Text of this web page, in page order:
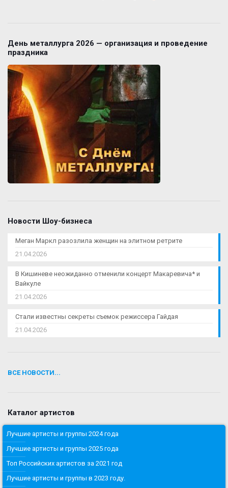
День металлурга 2026 — организация и проведение
праздника
Новости Шоу-бизнеса
Меган Маркл разозлила женщин на элитном ретрите
21.04.2026
В Кишиневе неожиданно отменили концерт Макаревича* и
Вайкуле
21.04.2026
Стали известны секреты съемок режиссера Гайдая
21.04.2026
ВСЕ НОВОСТИ...
Каталог артистов
Лучшие артисты и группы 2024 года
Лучшие артисты и группы 2025 года
Топ Российских артистов за 2021 год
Лучшие артисты и группы в 2023 году.